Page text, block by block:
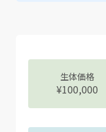
生体価格
¥100,000